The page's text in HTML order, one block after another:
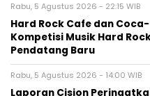
Rabu, 5 Agustus 2026 - 22:15 WIB
Hard Rock Cafe dan
Kompetisi Musik Hard
Pendatang Baru
Rabu, 5 Agustus 2026 - 14:00 WIB
Laporan Cision